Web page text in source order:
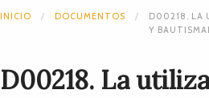
INICIO DOCUMENTOS
D00218. LA
Y
D00218. La